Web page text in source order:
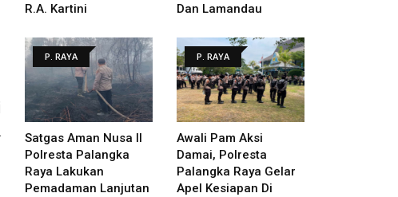
R.A. Kartini
Dan Lamandau
P. RAYA
Satgas Aman Nusa II
Polresta Palangka
Raya Lakukan
Pemadaman Lanjutan
P. RAYA
Awali Pam Aksi
Damai, Polresta
Palangka Raya Gelar
Apel Kesiapan Di